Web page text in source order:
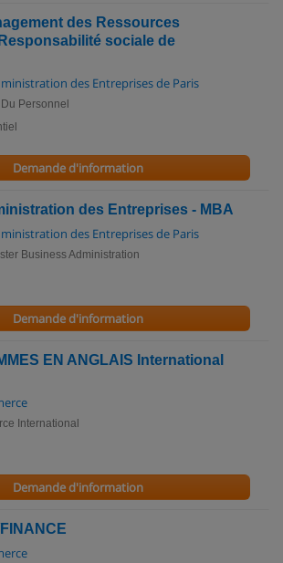
des Ressources
sociale de
des Entreprises de Paris
Personnel
Demande d'information
des Entreprises - MBA
des Entreprises de Paris
Business Administration
Demande d'information
EN ANGLAIS International
International
Demande d'information